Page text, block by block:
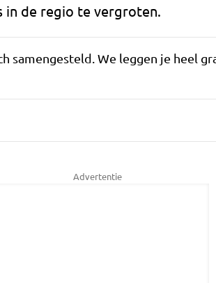
in de regio te vergroten.
samengesteld. We leggen je heel
Advertentie